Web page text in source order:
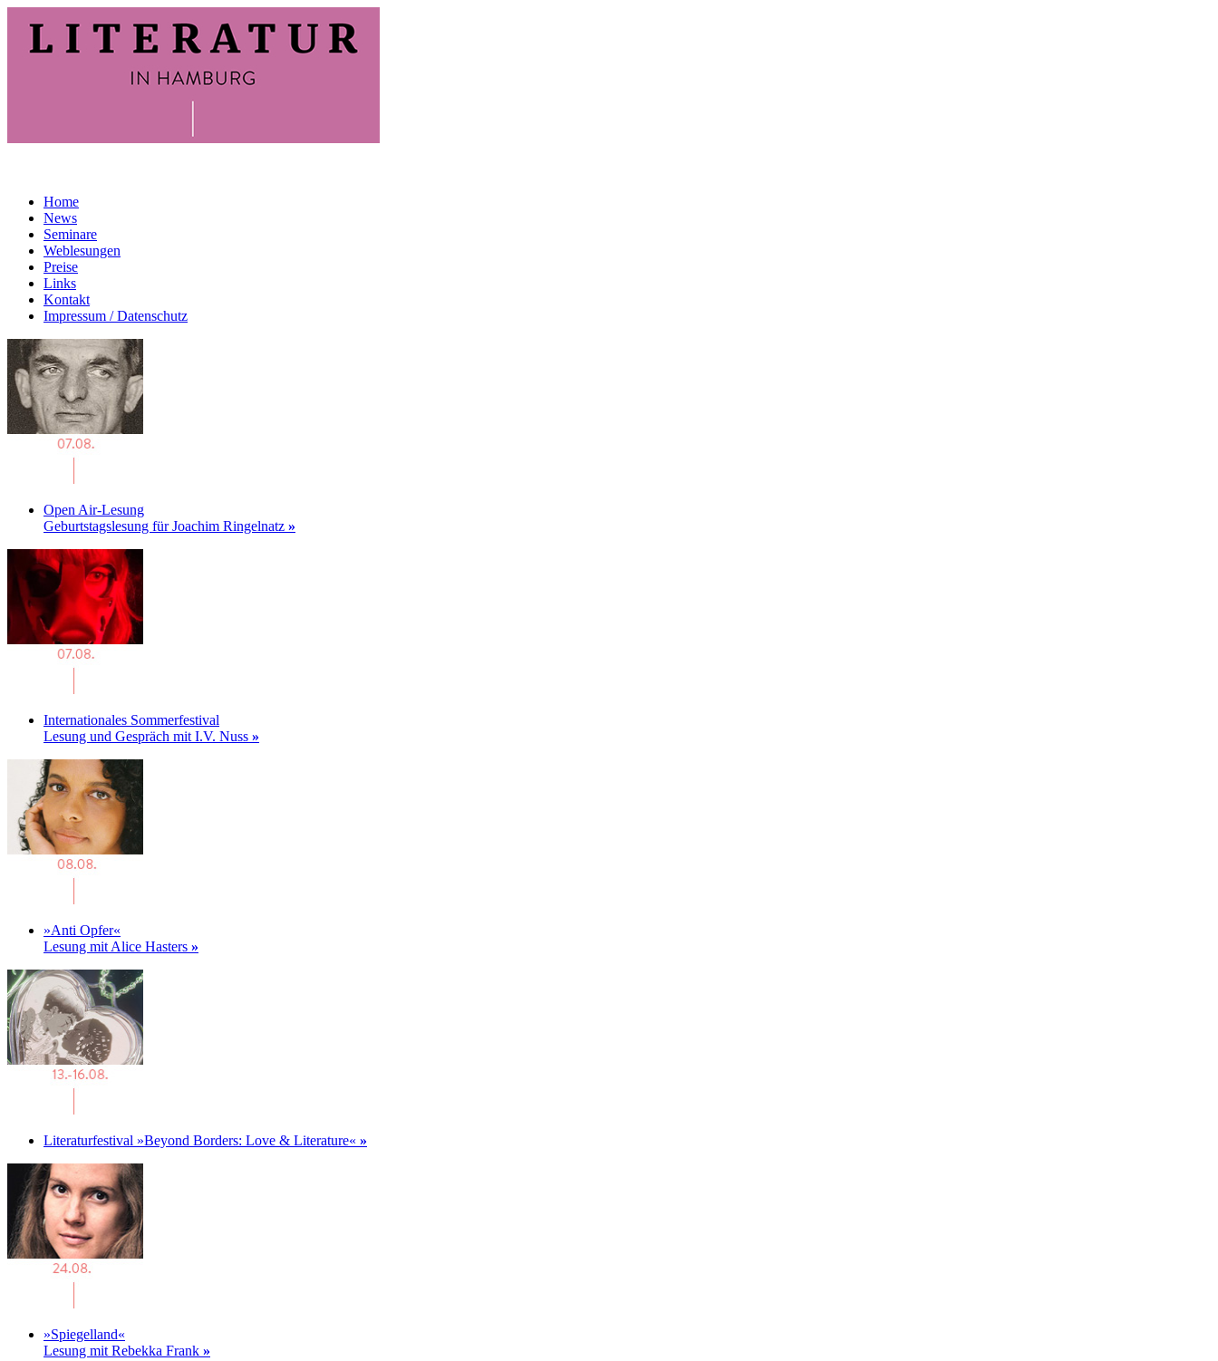
Home
News
Seminare
Weblesungen
Preise
Links
Kontakt
Impressum / Datenschutz
Open Air-Lesung
Geburtstagslesung für Joachim Ringelnatz »
Internationales Sommerfestival
Lesung und Gespräch mit I.V. Nuss »
»Anti Opfer«
Lesung mit Alice Hasters »
Literaturfestival »Beyond Borders: Love & Literature« »
»Spiegelland«
Lesung mit Rebekka Frank »